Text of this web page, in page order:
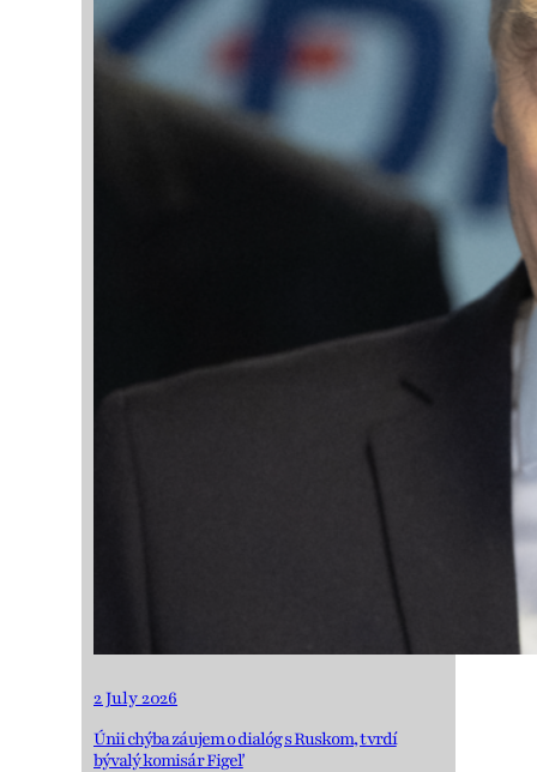
2 July 2026
Únii chýba záujem o dialóg s Ruskom, tvrdí
bývalý komisár Figeľ